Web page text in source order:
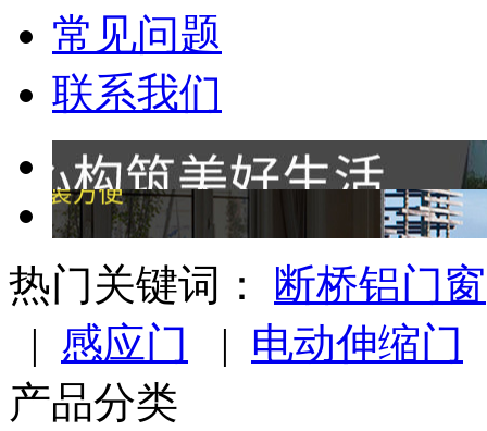
常见问题
联系我们
热门关键词： 断桥铝门窗
| 感应门 | 电动伸缩门
产品分类